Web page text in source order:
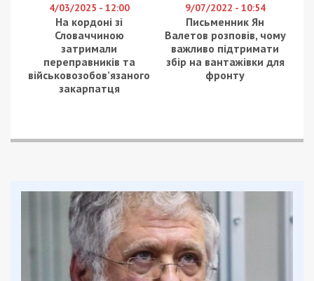
4/03/2025 - 12:00
На кордоні зі
Словаччиною
затримали
переправників та
військовозобов’язаного
закарпатця
9/07/2022 - 10:54
Письменник Ян
Валетов розповів, чому
важливо підтримати
збір на вантажівки для
фронту